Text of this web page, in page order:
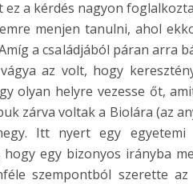
ez a kérdés nagyon
menjen tanulni, ahol
a családjából páran arra
az volt, hogy
olyan helyre vezesse őt,
zárva voltak a Biolára (az
Itt nyert egy
egy bizonyos irányba
szempontból szerette